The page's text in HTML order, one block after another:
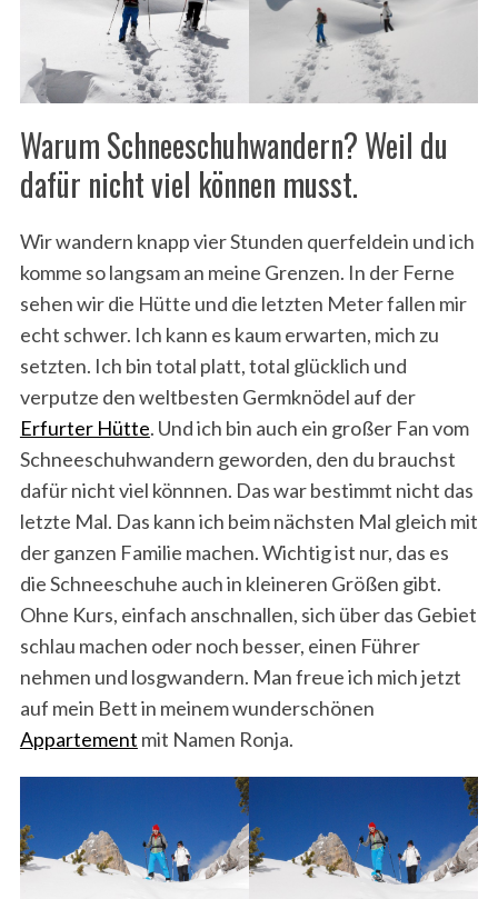
Warum Schneeschuhwandern? Weil du
dafür nicht viel können musst.
Wir wandern knapp vier Stunden querfeldein und ich
komme so langsam an meine Grenzen. In der Ferne
sehen wir die Hütte und die letzten Meter fallen mir
echt schwer. Ich kann es kaum erwarten, mich zu
setzten. Ich bin total platt, total glücklich und
verputze den weltbesten Germknödel auf der
Erfurter Hütte. Und ich bin auch ein großer Fan vom
Schneeschuhwandern geworden, den du brauchst
dafür nicht viel könnnen. Das war bestimmt nicht das
letzte Mal. Das kann ich beim nächsten Mal gleich mit
der ganzen Familie machen. Wichtig ist nur, das es
die Schneeschuhe auch in kleineren Größen gibt.
Ohne Kurs, einfach anschnallen, sich über das Gebiet
schlau machen oder noch besser, einen Führer
nehmen und losgwandern. Man freue ich mich jetzt
auf mein Bett in meinem wunderschönen
Appartement mit Namen Ronja.